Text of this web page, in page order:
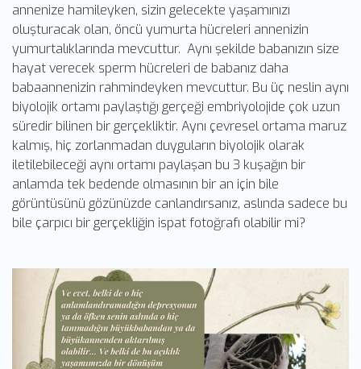
annenize hamileyken, sizin gelecekte yaşamınızı
oluşturacak olan, öncü yumurta hücreleri annenizin
yumurtalıklarında mevcuttur. Aynı şekilde babanızın size
hayat verecek sperm hücreleri de babanız daha
babaannenizin rahmindeyken mevcuttur. Bu üç neslin aynı
biyolojik ortamı paylaştığı gerçeği embriyolojide çok uzun
süredir bilinen bir gerçekliktir. Aynı çevresel ortama maruz
kalmış, hiç zorlanmadan duyguların biyolojik olarak
iletilebileceği aynı ortamı paylaşan bu 3 kuşağın bir
anlamda tek bedende olmasının bir an için bile
görüntüsünü gözünüzde canlandırsanız, aslında sadece bu
bile çarpıcı bir gerçekliğin ispat fotoğrafı olabilir mi?